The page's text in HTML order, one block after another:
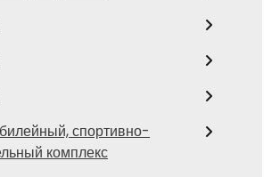
спортивно-
комплекс